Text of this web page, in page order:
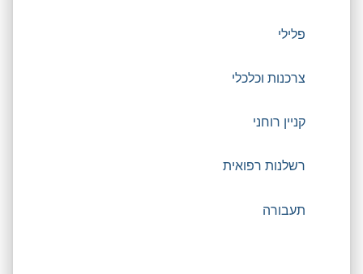
פלילי
צרכנות וכלכלי
קניין רוחני
רשלנות רפואית
תעבורה